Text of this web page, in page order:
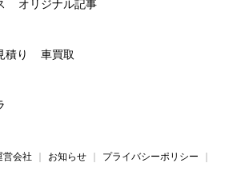
オリジナル記事
積り 車買取
営会社 お知らせ
プライバシーポリシー